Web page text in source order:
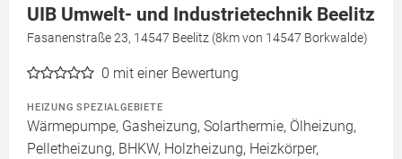
UIB Umwelt- und Industrietechnik Beelitz
Fasanenstraße 23, 14547 Beelitz (8km von 14547 Borkwalde)
0 mit einer Bewertung
HEIZUNG SPEZIALGEBIETE
Wärmepumpe, Gasheizung, Solarthermie, Ölheizung,
Pelletheizung, BHKW, Holzheizung, Heizkörper,